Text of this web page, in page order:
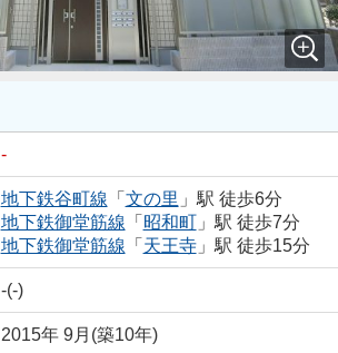
-
地下鉄谷町線 「 文の里 」駅 徒歩6分
地下鉄御堂筋線 「 昭和町」駅 徒歩7分
地下鉄御堂筋線 「 天王寺」駅 徒歩15分
-(-)
2015年 9月(築10年)